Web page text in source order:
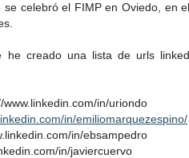
celebró el FIMP en Oviedo, en
he creado una lista de urls
in/uriondo
in/emiliomarquezespino/
in/ebsampedro
in/javiercuervo